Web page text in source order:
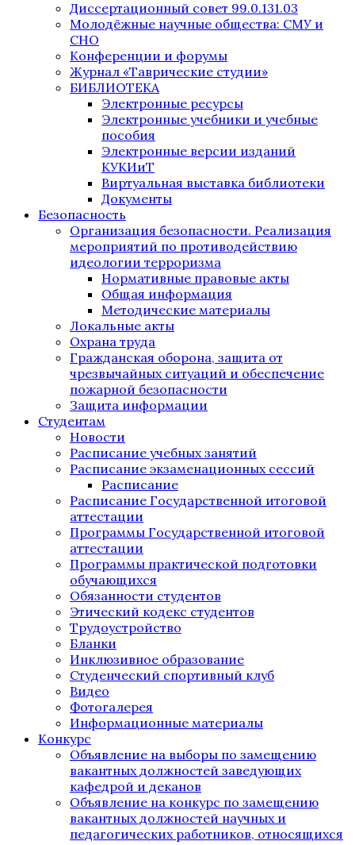
Диссертационный совет 99.0.131.03
Молодёжные научные общества: СМУ и
СНО
Конференции и форумы
Журнал «Таврические студии»
БИБЛИОТЕКА
Электронные ресурсы
Электронные учебники и учебные
пособия
Электронные версии изданий
КУКИиТ
Виртуальная выставка библиотеки
Документы
Безопасность
Организация безопасности. Реализация
мероприятий по противодействию
идеологии терроризма
Нормативные правовые акты
Общая информация
Методические материалы
Локальные акты
Охрана труда
Гражданская оборона, защита от
чрезвычайных ситуаций и обеспечение
пожарной безопасности
Защита информации
Студентам
Новости
Расписание учебных занятий
Расписание экзаменационных сессий
Расписание
Расписание Государственной итоговой
аттестации
Программы Государственной итоговой
аттестации
Программы практической подготовки
обучающихся
Обязанности студентов
Этический кодекс студентов
Трудоустройство
Бланки
Инклюзивное образование
Студенческий спортивный клуб
Видео
Фотогалерея
Информационные материалы
Конкурс
Объявление на выборы по замещению
вакантных должностей заведующих
кафедрой и деканов
Объявление на конкурс по замещению
вакантных должностей научных и
педагогических работников, относящихся